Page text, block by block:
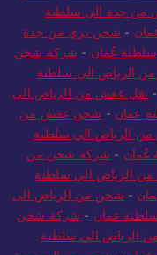
من جدة الى سلطنة
- شحن بري من جدة
عُمان - شركة شحن
الرياض الى سلطنة
- نقل عفش من الرياض الى
عمان - شحن عفش من
الرياض الي سلطنة
عُمان - شركة شحن من
الرياض الي سلطنة
- شحن من الرياض الى
عمان - شركة شحن
الرياض الي سلطنة